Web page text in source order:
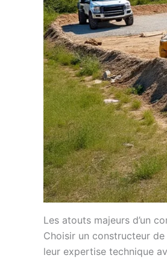
Les atouts majeurs d’un
Choisir un constructeur
leur expertise technique